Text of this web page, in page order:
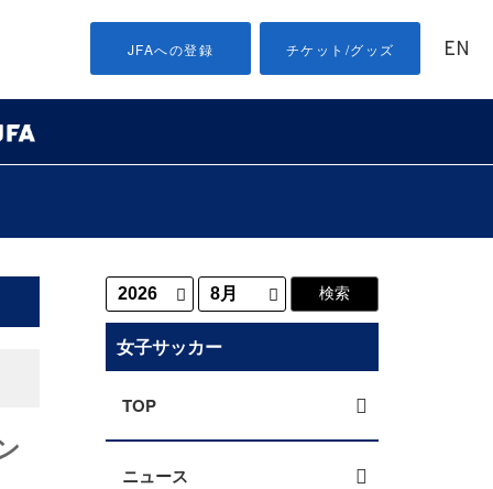
JFAへの登録 チケット/グッズ EN
女子サッカー
TOP
ニュース